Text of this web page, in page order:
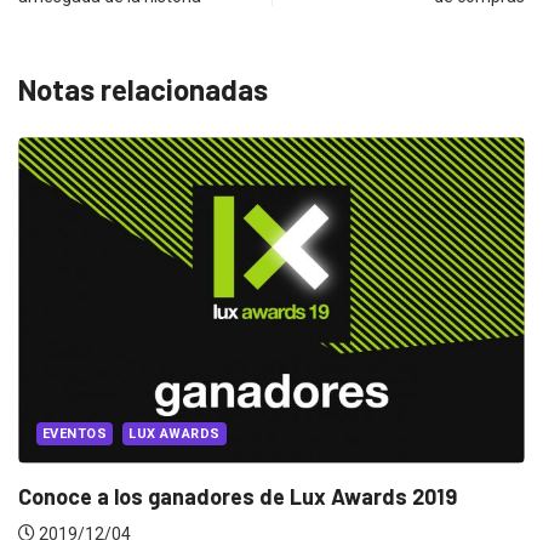
Notas relacionadas
LUX AWARDS
Lux Awards 2018: Ranking oficial
2018/11/05